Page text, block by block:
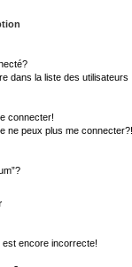
dans la liste des utilisateurs
connecter!
ne peux plus me connecter?!
est encore incorrecte!